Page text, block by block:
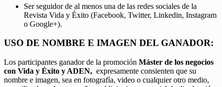
Ser seguidor de al menos una de las redes sociales de la
Revista Vida y Éxito (Facebook, Twitter, Linkedin, Instagram
o Google+).
USO DE NOMBRE E IMAGEN DEL GANADOR:
Los participantes ganador de la promoción Máster de los negocios
con Vida y Éxito y ADEN, expresamente consienten que su
nombre e imagen, sea en fotografía, video o cualquier otro medio,